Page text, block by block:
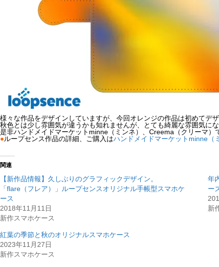
様々な作品をデザインしていますが、今回オレンジの作品は初めてデ
秋色とは少し雰囲気が違うかも知れませんが、とても綺麗な雰囲気に
是非ハンドメイドマーケットminne（ミンネ）、Creema（クリーマ）
●ループセンス作品の詳細、ご購入はハンドメイドマーケットminne（
関連
【新作品情報】久しぶりのグラフィックデザイン。
「flare（フレア）」ループセンスオリジナル手帳型スマホケ
ース
2018年11月11日
新作スマホケース
年
ー
新
紅葉の季節と秋のオリジナルスマホケース
2023年11月27日
新作スマホケース